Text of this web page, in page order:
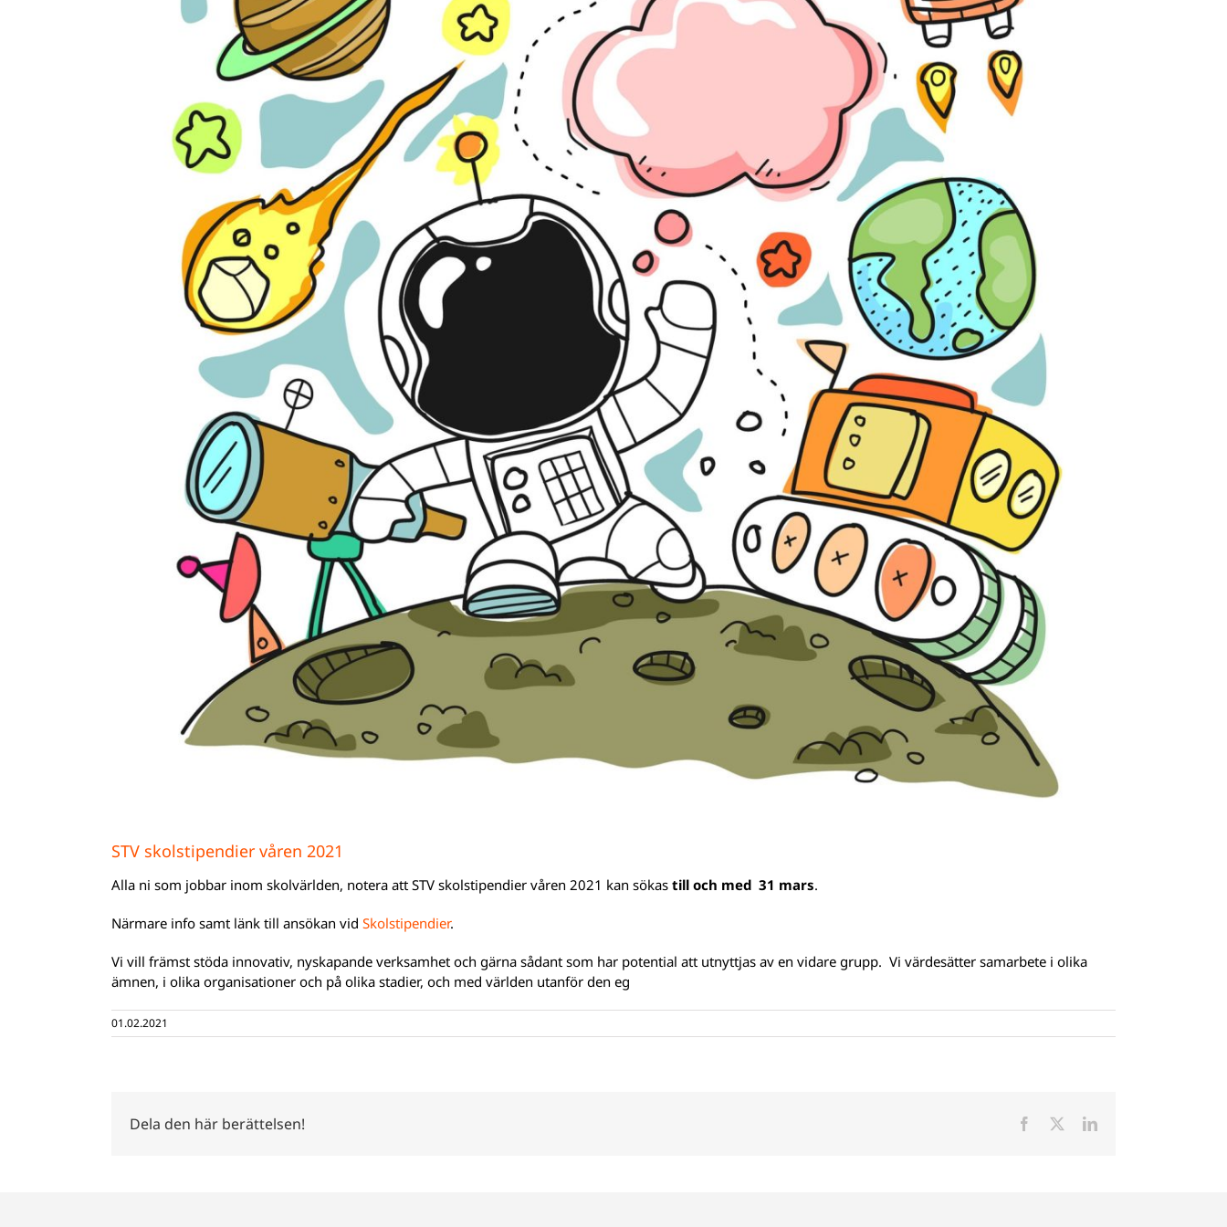
STV skolstipendier våren 2021
Alla ni som jobbar inom skolvärlden, notera att STV skolstipendier våren 2021 kan sökas till och med 31 mars.
Närmare info samt länk till ansökan vid Skolstipendier.
Vi vill främst stöda innovativ, nyskapande verksamhet och gärna sådant som har potential att utnyttjas av en vidare grupp. Vi värdesätter samarbete i olika
ämnen, i olika organisationer och på olika stadier, och med världen utanför den eg
01.02.2021
Dela den här berättelsen! Facebook LinkedIn